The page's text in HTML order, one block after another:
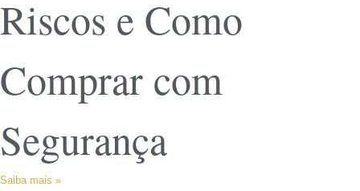
Riscos e Como
Comprar com
Segurança
Saiba mais »